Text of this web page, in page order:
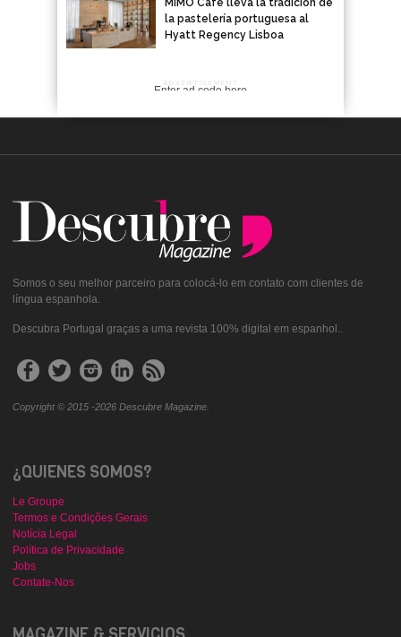
MIMO Café lleva la tradición de
la pastelería portuguesa al
Hyatt Regency Lisboa
ADVERTISEMENT
Enter ad code here
Somos o seu melhor parceiro para colocá-lo em contato com clientes de
língua espanhola.
Descubra Portugal graças a uma revista 100% digital em espanhol..
Copyright © 2015 -2026 Descubre Magazine.
¿QUIENES SOMOS?
Le Groupe
Termos e Condições Gerais
Notícia Legal
Política de Privacidade
Jobs
Contate-Nos